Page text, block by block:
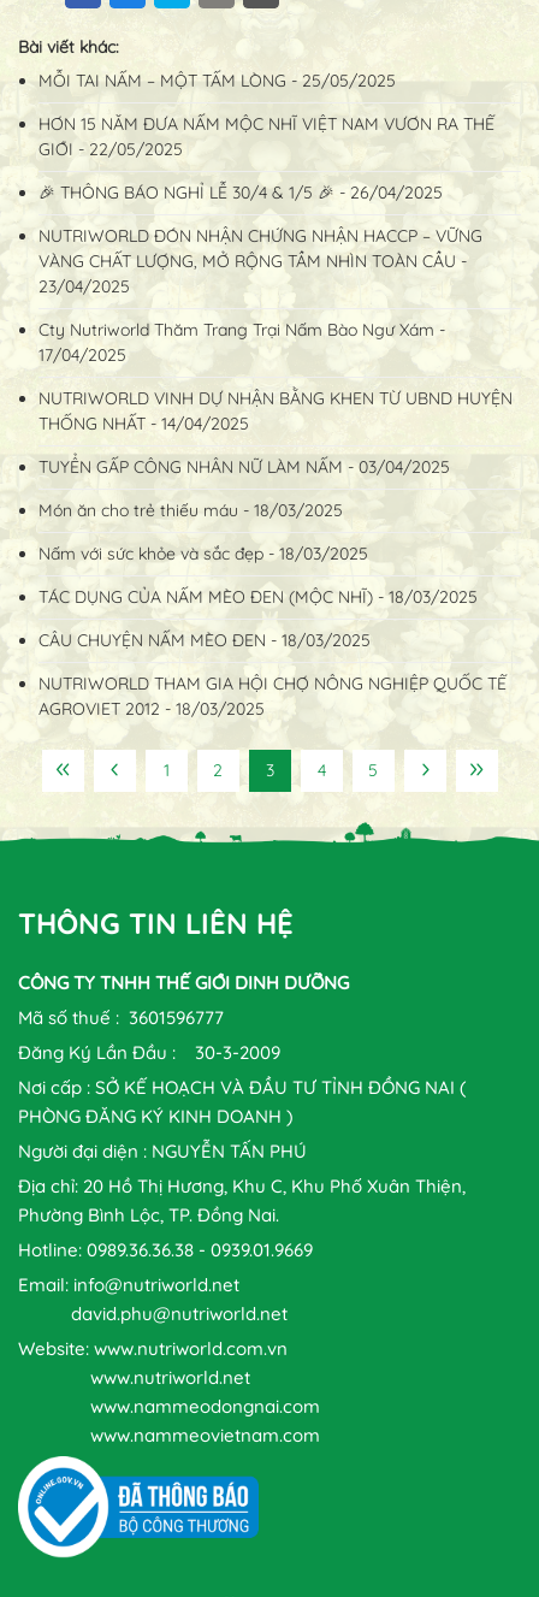
Bài viết khác:
MỖI TAI NẤM – MỘT TẤM LÒNG - 25/05/2025
HƠN 15 NĂM ĐƯA NẤM MỘC NHĨ VIỆT NAM VƯƠN RA THẾ
GIỚI - 22/05/2025
🎉 THÔNG BÁO NGHỈ LỄ 30/4 & 1/5 🎉 - 26/04/2025
NUTRIWORLD ĐÓN NHẬN CHỨNG NHẬN HACCP – VỮNG
VÀNG CHẤT LƯỢNG, MỞ RỘNG TẦM NHÌN TOÀN CẦU -
23/04/2025
Cty Nutriworld Thăm Trang Trại Nấm Bào Ngư Xám -
17/04/2025
NUTRIWORLD VINH DỰ NHẬN BẰNG KHEN TỪ UBND HUYỆN
THỐNG NHẤT - 14/04/2025
TUYỂN GẤP CÔNG NHÂN NỮ LÀM NẤM - 03/04/2025
Món ăn cho trẻ thiếu máu - 18/03/2025
Nấm với sức khỏe và sắc đẹp - 18/03/2025
TÁC DỤNG CỦA NẤM MÈO ĐEN (MỘC NHĨ) - 18/03/2025
CÂU CHUYỆN NẤM MÈO ĐEN - 18/03/2025
NUTRIWORLD THAM GIA HỘI CHỢ NÔNG NGHIỆP QUỐC TẾ
AGROVIET 2012 - 18/03/2025
1 2 3 4 5
THÔNG TIN LIÊN HỆ
CÔNG TY TNHH THẾ GIỚI DINH DƯỠNG
Mã số thuế : 3601596777
Đăng Ký Lần Đầu : 30-3-2009
Nơi cấp : SỞ KẾ HOẠCH VÀ ĐẦU TƯ TỈNH ĐỒNG NAI (
PHÒNG ĐĂNG KÝ KINH DOANH )
Người đại diện : NGUYỄN TẤN PHÚ
Địa chỉ: 20 Hồ Thị Hương, Khu C, Khu Phố Xuân Thiện,
Phường Bình Lộc, TP. Đồng Nai.
Hotline: 0989.36.36.38 - 0939.01.9669
Email: info@nutriworld.net
david.phu@nutriworld.net
Website: www.nutriworld.com.vn
www.nutriworld.net
www.nammeodongnai.com
www.nammeovietnam.com